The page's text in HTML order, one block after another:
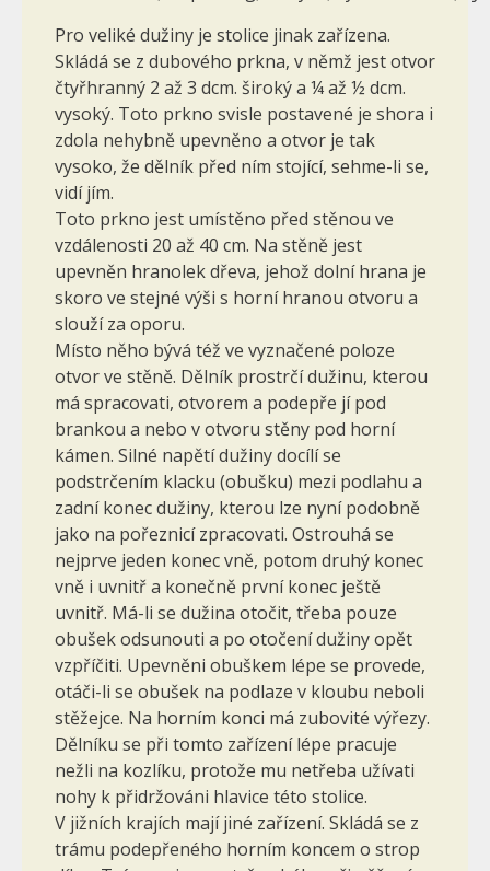
Pro veliké dužiny je stolice jinak zařízena.
Skládá se z dubového prkna, v němž jest otvor
čtyřhranný 2 až 3 dcm. široký a ¼ až ½ dcm.
vysoký. Toto prkno svisle postavené je shora i
zdola nehybně upevněno a otvor je tak
vysoko, že dělník před ním stojící, sehme-li se,
vidí jím.
Toto prkno jest umístěno před stěnou ve
vzdálenosti 20 až 40 cm. Na stěně jest
upevněn hranolek dřeva, jehož dolní hrana je
skoro ve stejné výši s horní hranou otvoru a
slouží za oporu.
Místo něho bývá též ve vyznačené poloze
otvor ve stěně. Dělník prostrčí dužinu, kterou
má spracovati, otvorem a podepře jí pod
brankou a nebo v otvoru stěny pod horní
kámen. Silné napětí dužiny docílí se
podstrčením klacku (obušku) mezi podlahu a
zadní konec dužiny, kterou lze nyní podobně
jako na pořeznicí zpracovati. Ostrouhá se
nejprve jeden konec vně, potom druhý konec
vně i uvnitř a konečně první konec ještě
uvnitř. Má-li se dužina otočit, třeba pouze
obušek odsunouti a po otočení dužiny opět
vzpříčiti. Upevněni obuškem lépe se provede,
otáči-li se obušek na podlaze v kloubu neboli
stěžejce. Na horním konci má zubovité výřezy.
Dělníku se při tomto zařízení lépe pracuje
nežli na kozlíku, protože mu netřeba užívati
nohy k při­držováni hlavice této stolice.
V jižních krajích mají jiné zařízení. Skládá se z
trámu podepřeného horním koncem o strop